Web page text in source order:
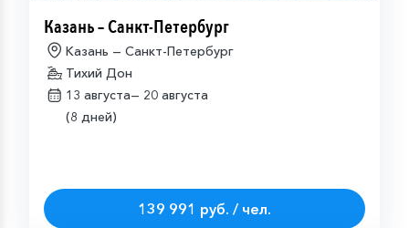
Казань – Санкт-Петербург
Казань — Санкт-Петербург
Тихий Дон
13 августа— 20 августа
(8 дней)
139 991 руб. / чел.